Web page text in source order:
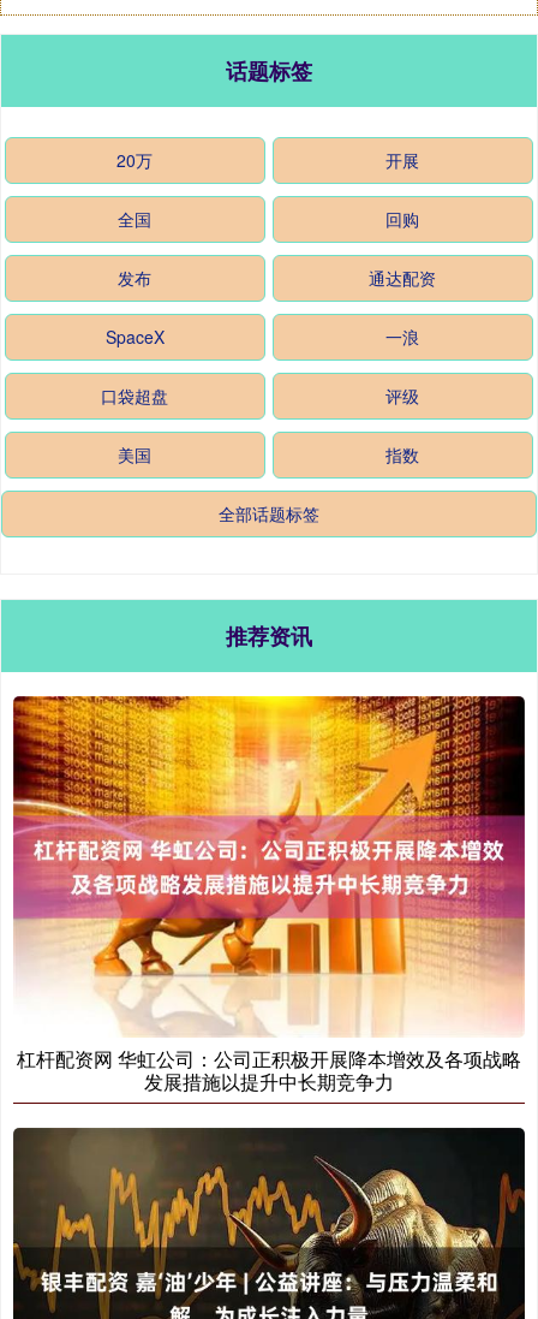
话题标签
20万 开展
全国 回购
发布 通达配资
SpaceX 一浪
口袋超盘 评级
美国 指数
全部话题标签
推荐资讯
杠杆配资网 华虹公司：公司正积极开展降本增效及各项战略
发展措施以提升中长期竞争力